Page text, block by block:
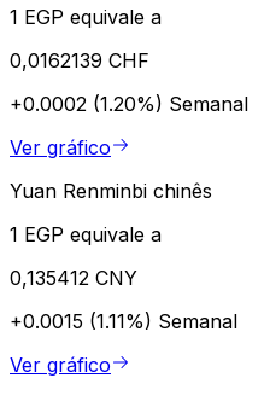
1 EGP equivale a
0,0162139 CHF
+0.0002 (1.20%) Semanal
Ver gráfico
Yuan Renminbi chinês
1 EGP equivale a
0,135412 CNY
+0.0015 (1.11%) Semanal
Ver gráfico